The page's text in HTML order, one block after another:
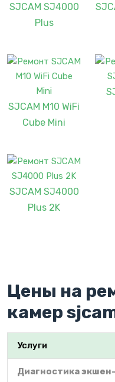
SJCAM SJ4000
Plus
SJCAM M10 WiFi
Cube Mini
SJCAM SJ4000
Plus 2K
Цены на
камер
Услуги
Диагностика